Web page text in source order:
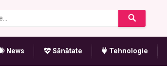
News Sănătate Tehnologie